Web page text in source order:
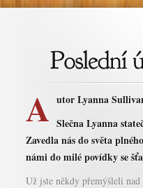
A utor Lyanna
Slečna Lyanna
Zavedla nás do světa
námi do milé povídky se
Už jste někdy přemýšleli